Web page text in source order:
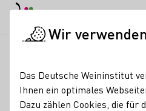
Wir
Das Deutsche Weininstitut
Ihnen ein optimales
Dazu zählen Cookies, die für